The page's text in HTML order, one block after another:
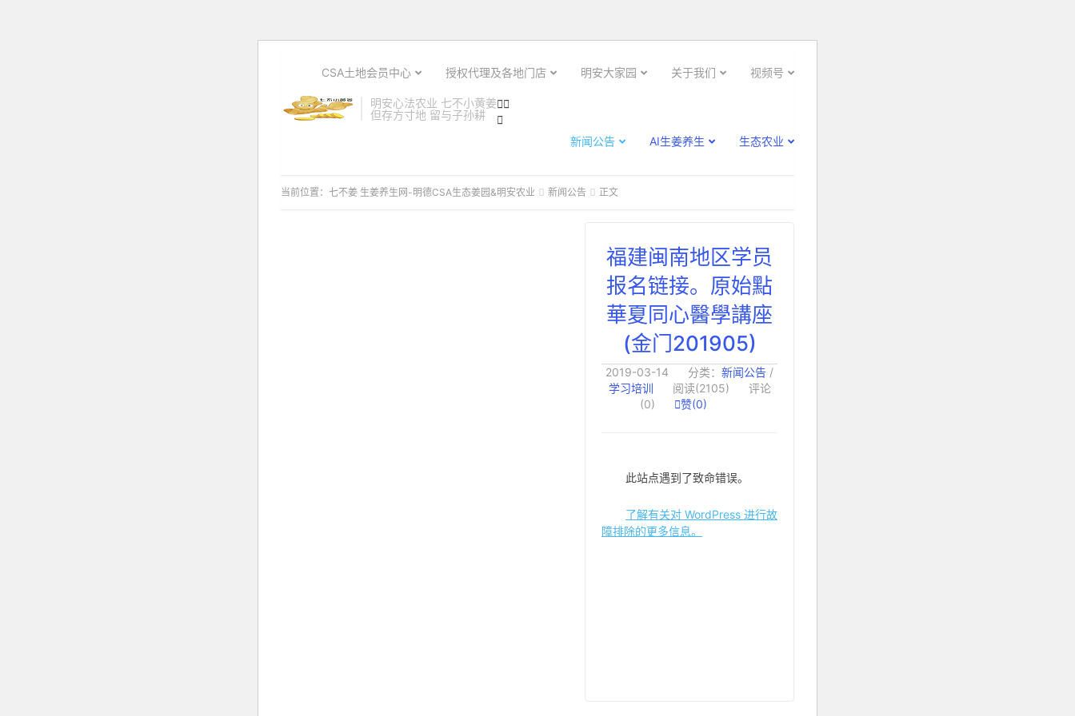
明安心法农业 七不小黄姜
但存方寸地 留与子孙耕


新闻公告
AI生姜养生 生态农业
CSA土地会员中心 授权代理及各地门店 明安大家园 关于我们 视频号

当前位置： 七不姜 生姜养生网-明德CSA生态姜园&明安农业  新闻公告  正文
福建闽南地区学员
报名链接。原始點
華夏同心醫學講座
(金门201905)
2019-03-14 分类： 新闻公告 /
学习培训
阅读(2105)
评论
(0)
赞(0)
此站点遇到了致命错误。
了解有关对 WordPress 进行故
障排除的更多信息。